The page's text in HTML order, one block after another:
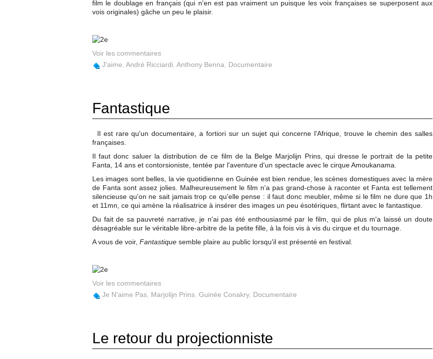
film le doublage en français (qui n'en est pas vraiment un puisque les voix françaises se superposent aux
vois originales) gâche un peu le plaisir.
Voir les commentaires
J'aime André Ricciardi Anthony Benna Documentaire
Fantastique
Il est rare qu'un documentaire, a fortiori sur un sujet qui concerne l'Afrique, trouve le chemin des salles
françaises.
Il faut donc saluer la distribution de ce film de la Belge Marjolijn Prins, qui dresse le portrait de la petite
Fanta, 14 ans et contorsioniste, tentée par l'aventure d'un spectacle avec le cirque Amoukanama.
Les images sont belles, la vie quotidienne en Guinée est bien rendue, les scènes domestiques avec la mère
de Fanta sont assez jolies. Malheureusement le film n'a pas grand-chose à raconter et Fanta est tellement
silencieuse qu'on ne sait jamais trop ce qu'elle pense : il faut donc meubler, même si le film ne dure que 1h
et 11mn, ce qui amène la réalisatrice à insérer des images un peu ésotériques, flirtant avec le fantastique.
Du fait de sa pauvreté narrative, je n'ai pas été enthousiasmé par le film, qui de plus m'a laissé un doute
désagréable sur le véritable libre-arbitre de la petite fille, à la fois vis à vis du cirque et du tournage.
A vous de voir, Fantastique semble plaire au public lorsqu'il est présenté en festival.
Voir les commentaires
Je N'aime Pas Marjolijn Prins Guinée Conakry, Documentaire
Le retour du projectionniste